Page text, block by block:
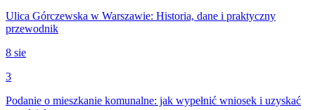
Ulica Górczewska w Warszawie: Historia, dane i praktyczny
przewodnik
8 sie
3
Podanie o mieszkanie komunalne: jak wypełnić wniosek i uzyskać